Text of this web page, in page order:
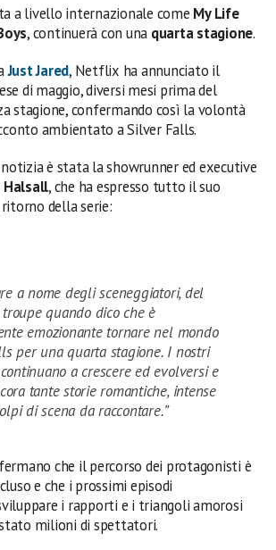
a livello internazionale come My Life
, continuerà con una quarta stagione.
Just Jared, Netflix ha annunciato il
di maggio, diversi mesi prima del
stagione, confermando così la volontà
ambientato a Silver Falls.
è stata la showrunner ed executive
Halsall, che ha espresso tutto il suo
della serie:
a nome degli sceneggiatori, del
quando dico che è
emozionante tornare nel mondo
per una quarta stagione. I nostri
a crescere ed evolversi e
tante storie romantiche, intense
di scena da raccontare.”
che il percorso dei protagonisti è
e che i prossimi episodi
i rapporti e i triangoli amorosi
milioni di spettatori.